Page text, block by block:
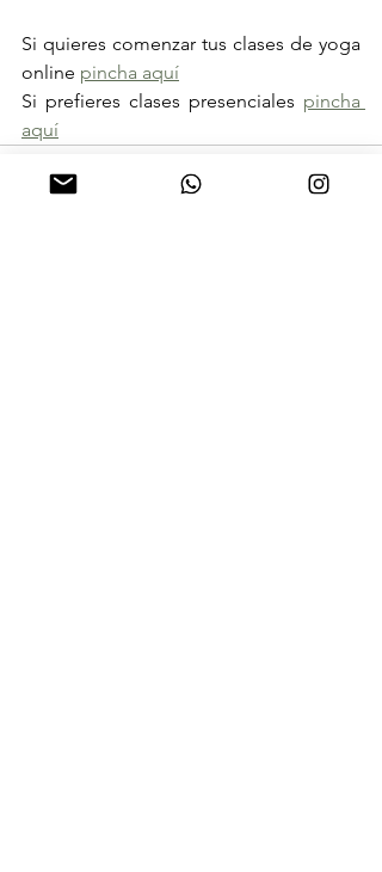
Si quieres comenzar tus clases de yoga
online pincha aquí
Si prefieres clases presenciales pincha
aquí